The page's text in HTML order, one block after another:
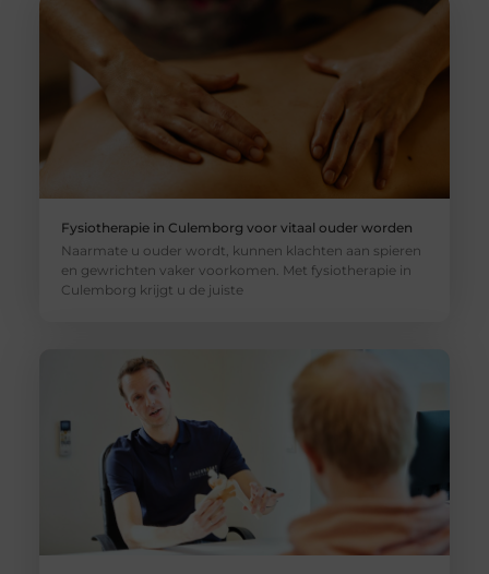
Fysiotherapie in Culemborg voor vitaal ouder worden
Naarmate u ouder wordt, kunnen klachten aan spieren
en gewrichten vaker voorkomen. Met fysiotherapie in
Culemborg krijgt u de juiste